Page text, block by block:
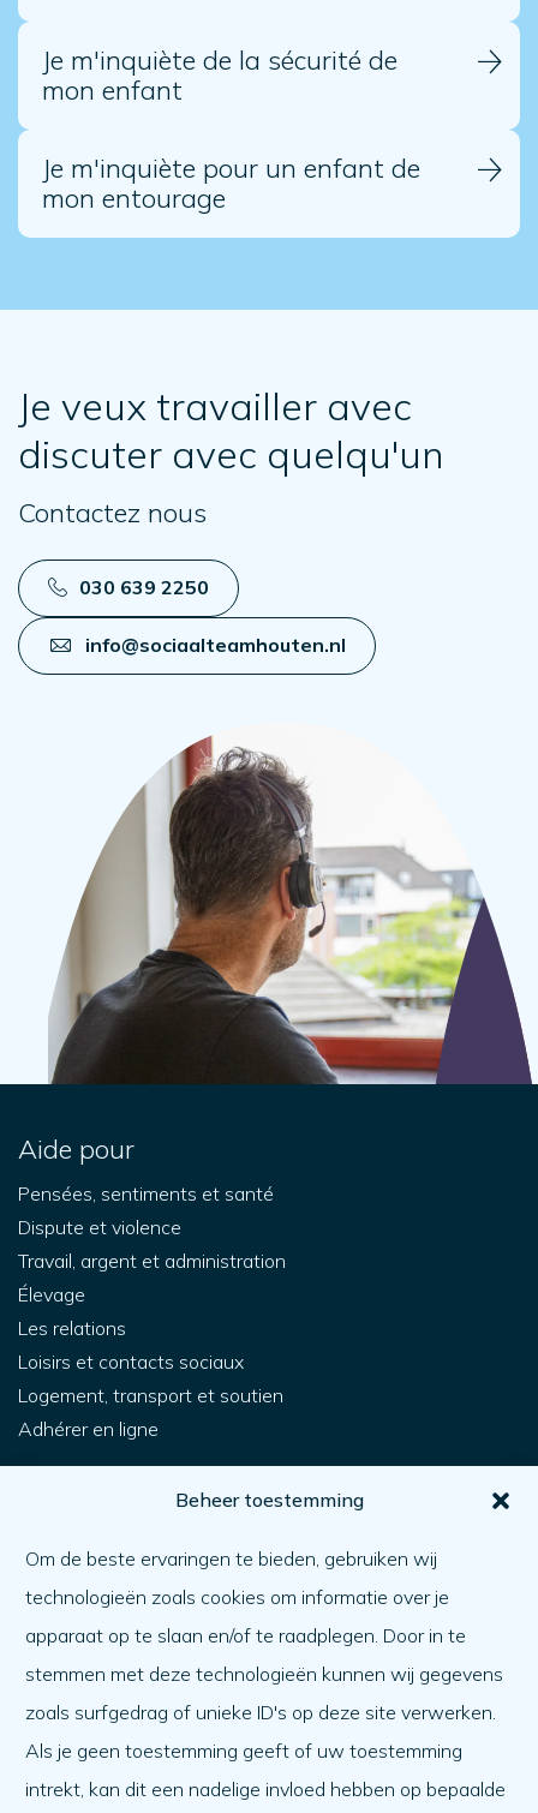
Beheer toestemming
Om de beste ervaringen te bieden, gebruiken wij
technologieën zoals cookies om informatie over je
apparaat op te slaan en/of te raadplegen. Door in te
stemmen met deze technologieën kunnen wij gegevens
zoals surfgedrag of unieke ID's op deze site verwerken.
Als je geen toestemming geeft of uw toestemming
intrekt, kan dit een nadelige invloed hebben op bepaalde
Je m'inquiète de la sécurité de
mon enfant
Je m'inquiète pour un enfant de
mon entourage
Je veux travailler avec
discuter avec quelqu'un
Contactez nous
030 639 2250
info@sociaalteamhouten.nl
Aide pour
Pensées, sentiments et santé
Dispute et violence
Travail, argent et administration
Élevage
Les relations
Loisirs et contacts sociaux
Logement, transport et soutien
Adhérer en ligne
Quoi de neuf ?
Ordre du jour
A propos de nous
A propos de nous
Travailler à